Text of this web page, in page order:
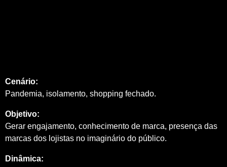
Cenário:
Pandemia, isolamento, shopping fechado.
Objetivo:
Gerar engajamento, conhecimento de marca, presença das
marcas dos lojistas no imaginário do público.
Dinâmica: